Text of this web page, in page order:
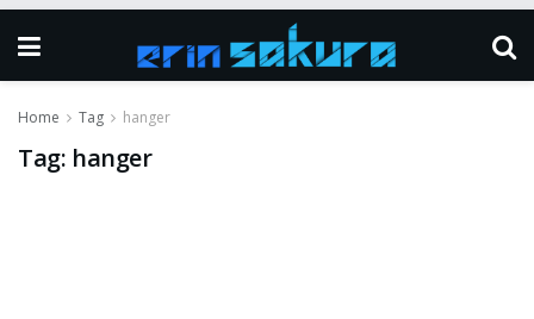
Home Tag hanger
Tag: hanger